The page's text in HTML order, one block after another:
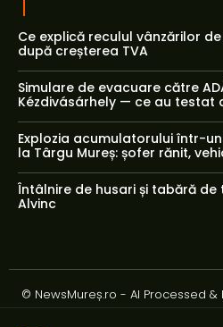
Ce explică reculul vânzărilor
după creșterea TVA
Simulare de evacuare către
Kézdivásárhely — ce au testat
Explozia acumulatorului într-
la Târgu Mureș: șofer rănit,
Întâlnire de husari și tabără
Alvinc
© NewsMureș.ro - AI Processed